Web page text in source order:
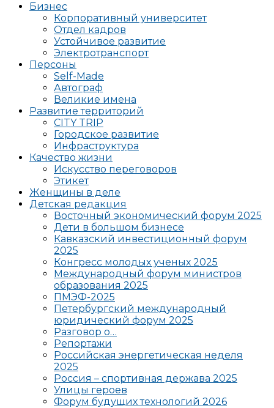
Бизнес
Корпоративный университет
Отдел кадров
Устойчивое развитие
Электротранспорт
Персоны
Self-Made
Автограф
Великие имена
Развитие территорий
CITY TRIP
Городское развитие
Инфраструктура
Качество жизни
Искусство переговоров
Этикет
Женщины в деле
Детская редакция
Восточный экономический форум 2025
Дети в большом бизнесе
Кавказский инвестиционный форум
2025
Конгресс молодых ученых 2025
Международный форум министров
образования 2025
ПМЭФ-2025
Петербургский международный
юридический форум 2025
Разговор о…
Репортажи
Российская энергетическая неделя
2025
Россия – спортивная держава 2025
Улицы героев
Форум будущих технологий 2026